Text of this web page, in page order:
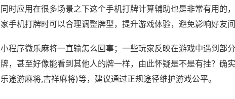
同时应用在很多场景之下这个手机打牌计算辅助也是非常有用的
家手机打牌时可以合理调整牌型，提升游戏体验，避免影响好友间
小程序微乐麻将一直输怎么回事；一些玩家反映在游戏中遇到部
牌，甚至好像能看到其他人的牌一样，由此怀疑是不是有挂？确
乐途游麻将,吉祥麻将)等，建议通过正规途径维护游戏公平。